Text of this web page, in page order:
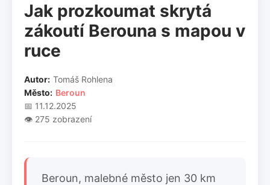
Jak prozkoumat skrytá
zákoutí Berouna s mapou v
ruce
Autor: Tomáš Rohlena
Město: Beroun
📅 11.12.2025
👁️ 275 zobrazení
Beroun, malebné město jen 30 km